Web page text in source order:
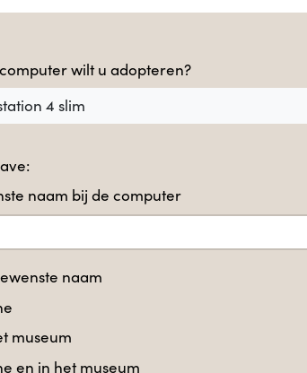
wilt u adopteren?
4 slim
naam bij de computer
naam
museum
en in het museum